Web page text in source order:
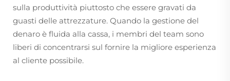
sulla produttività piuttosto che essere gravati da
guasti delle attrezzature. Quando la gestione del
denaro è fluida alla cassa, i membri del team sono
liberi di concentrarsi sul fornire la migliore esperienza
al cliente possibile.